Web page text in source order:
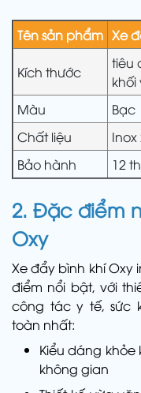
Tên sản phẩm Xe
Kích thước
tiêu
khối
Màu
Bạc
Chất liệu
Inox
Bảo hành
12
2. Đặc điểm
Oxy
Xe đẩy bình khí Oxy
điểm nổi bật, với
công tác y tế, sức
toàn nhất:
Kiểu dáng
không gian